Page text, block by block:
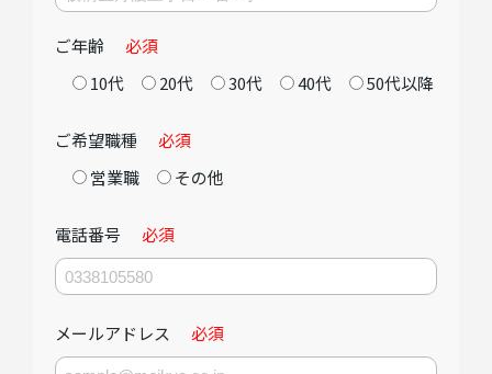
ご年齢
必須
10代
20代 30代 40代 50代以降
ご希望職種
必須
営業職
その他
電話番号 必須
メールアドレス 必須